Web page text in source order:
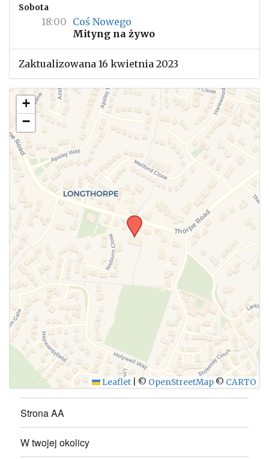
Sobota
18:00 Coś Nowego
Mityng na żywo
Zaktualizowana 16 kwietnia 2023
+
−
Leaflet © OpenStreetMap © CARTO
Strona AA
W twojej okolicy